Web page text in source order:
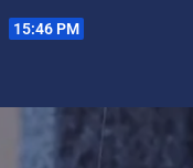
15:46 PM